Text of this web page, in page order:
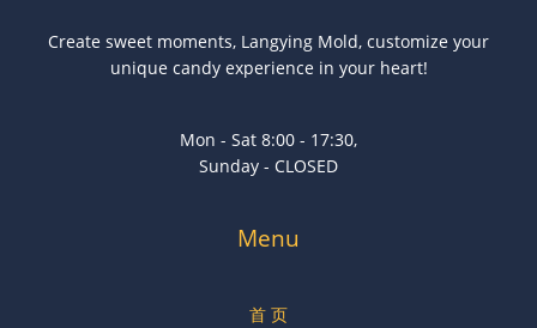
Create sweet moments, Langying Mold, customize your
unique candy experience in your heart!
Mon - Sat 8:00 - 17:30,
Sunday - CLOSED
Menu
首 页